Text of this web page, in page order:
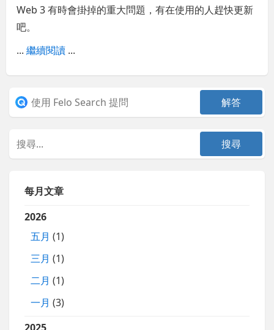
Web 3 有時會掛掉的重大問題，有在使用的人趕快更新
吧。
...繼續閱讀 ...
每月文章
2026
五月 (1)
三月 (1)
二月 (1)
一月 (3)